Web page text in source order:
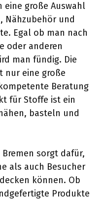
eine große Auswahl
Nähzubehör und
Egal ob man nach
oder anderen
man fündig. Die
nur eine große
Beratung
für Stoffe ist ein
basteln und
sorgt dafür,
als auch Besucher
können. Ob
Produkte